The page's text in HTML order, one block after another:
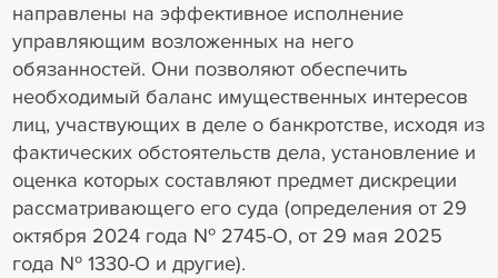
направлены на эффективное исполнение
управляющим возложенных на него
обязанностей. Они позволяют обеспечить
необходимый баланс имущественных интересов
лиц, участвующих в деле о банкротстве, исходя из
фактических обстоятельств дела, установление и
оценка которых составляют предмет дискреции
рассматривающего его суда (определения от 29
октября 2024 года № 2745-О, от 29 мая 2025
года № 1330-О и другие).